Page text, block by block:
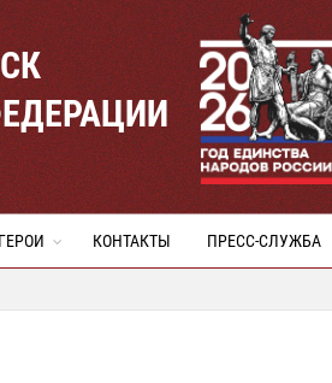
ГЕРОИ КОНТАКТЫ ПРЕСС-СЛУЖБА